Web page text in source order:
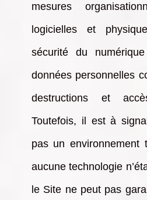
mesures
logicielles et
sécurité du
données personnelles
destructions et
Toutefois, il est à
pas un environnement
aucune technologie
le Site ne peut pas